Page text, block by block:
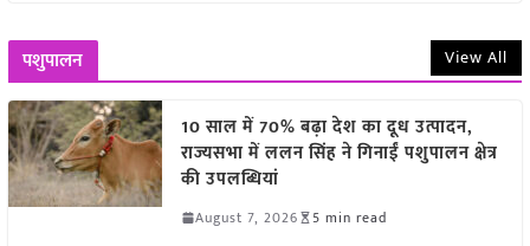
पशुपालन View All
10 साल में 70% बढ़ा देश का दूध उत्पादन,
राज्यसभा में ललन सिंह ने गिनाईं पशुपालन क्षेत्र
की उपलब्धियां
August 7, 2026 5 min read